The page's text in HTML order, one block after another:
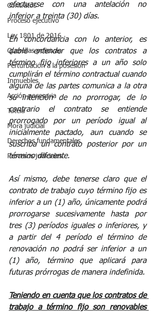
Contratos
Proceso ejecutivo
Ley 1801 de 2016
Querellas policivas
Perturbación a la posesión
Inmuebles
Acción posesoria
Tutela
Mora judicial
Derechos fundamentales
Procesos judiciales
efectuarse con una antelación no
inferior a treinta (30) días.
En concordancia con lo anterior, es
dable entender que los contratos a
término fijo inferiores a un año solo
cumplirán el término contractual cuando
alguna de las partes comunica a la otra
su intención de no prorrogar, de lo
contrario el contrato se entiende
prorrogado por un período igual al
inicialmente pactado, aun cuando se
suscriba un contrato posterior por un
término diferente.
Así mismo, debe tenerse claro que el
contrato de trabajo cuyo término fijo es
inferior a un (1) año, únicamente podrá
prorrogarse sucesivamente hasta por
tres (3) períodos iguales o inferiores, y
a partir del 4 período el término de
renovación no podrá ser inferior a un
(1) año, término que aplicará para
futuras prórrogas de manera indefinida.
Teniendo en cuenta que los contratos de
trabajo a término fijo son renovables